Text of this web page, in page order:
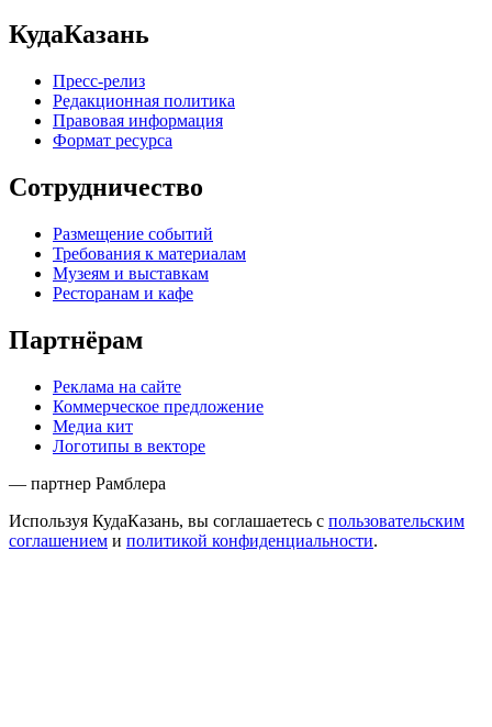
КудаКазань
Пресс-релиз
Редакционная политика
Правовая информация
Формат ресурса
Сотрудничество
Размещение событий
Требования к материалам
Музеям и выставкам
Ресторанам и кафе
Партнёрам
Реклама на сайте
Коммерческое предложение
Медиа кит
Логотипы в векторе
— партнер Рамблера
Используя КудаКазань, вы соглашаетесь с пользовательским
соглашением и политикой конфиденциальности.